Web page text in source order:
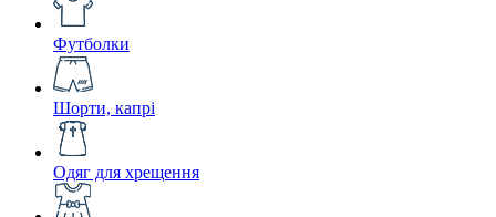
Футболки
Шорти, капрі
Одяг для хрещення